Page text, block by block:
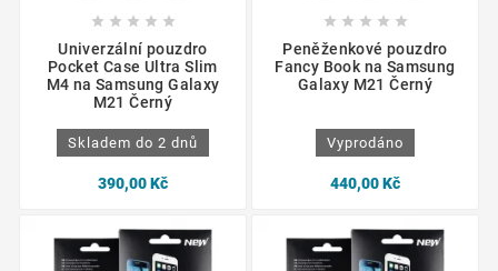
    
Univerzální pouzdro
Pocket Case Ultra Slim
M4 na Samsung Galaxy
M21 Černý
Skladem do 2 dnů
390,00 Kč
    
Peněženkové pouzdro
Fancy Book na Samsung
Galaxy M21 Černý
Vyprodáno
440,00 Kč